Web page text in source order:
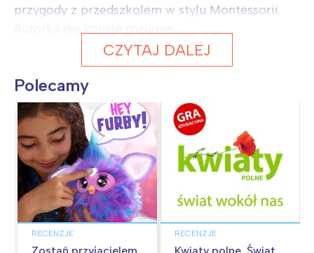
przygody z przedszkolem w stylu Montessorii.
CZYTAJ DALEJ
Polecamy
RECENZJE
Zostań przyjacielem
RECENZJE
Kwiaty polne. Świat